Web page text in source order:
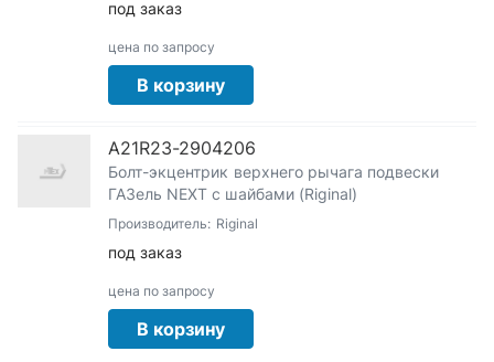
под заказ
цена по запросу
В корзину
А21R23-2904206
Болт-экцентрик верхнего рычага подвески
ГАЗель NEXT с шайбами (Riginal)
Производитель: Riginal
под заказ
цена по запросу
В корзину